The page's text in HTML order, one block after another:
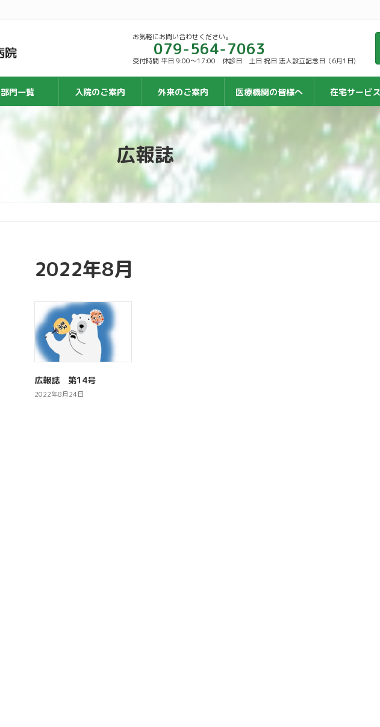
お気軽にお問い合わせください。
079-564-7063
受付時間 平日 9:00〜17:00 休診日 土日 祝日 法人設立記念日（6月1日)
部門一覧 入院のご案内 外来のご案内 医療機関の皆様へ 在宅サービス
広報誌
2022年8月
広報誌 第14号
2022年8月24日